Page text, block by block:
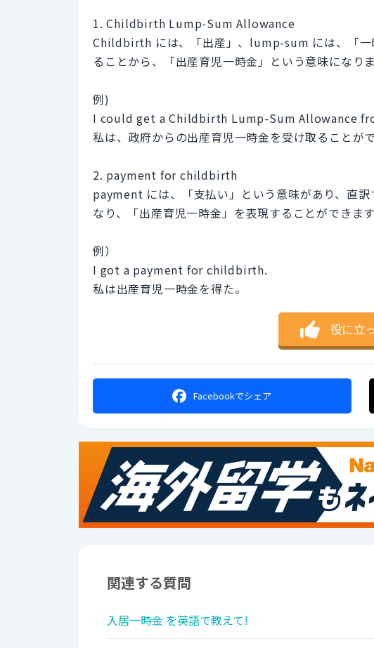
1. Childbirth Lump-Sum Allowance
Childbirth には、「出産」、lump-sum には、「
ることから、「出産育児一時金」という意味になりま
例)
I could get a Childbirth Lump-Sum Allowance
私は、政府からの出産育児一時金を受け取ることがで
2. payment for childbirth
payment には、「支払い」という意味があり、直
なり、「出産育児一時金」を表現することができます
例）
I got a payment for childbirth.
私は出産育児一時金を得た。
役に立
Facebookでシェア
関連する質問
入居一時金 を英語で教えて!